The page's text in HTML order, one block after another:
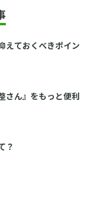
えておくべきポイン
さん』をもっと便利
？